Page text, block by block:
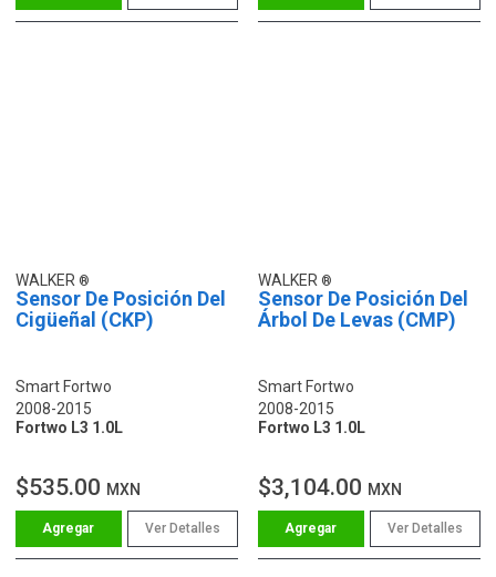
WALKER
Sensor De Posición Del
Cigüeñal (CKP)
Smart Fortwo
2008-2015
Fortwo L3 1.0L
$535.00 MXN
Ver Detalles
WALKER
Sensor De Posición Del
Árbol De Levas (CMP)
Smart Fortwo
2008-2015
Fortwo L3 1.0L
$3,104.00 MXN
Ver Detalles